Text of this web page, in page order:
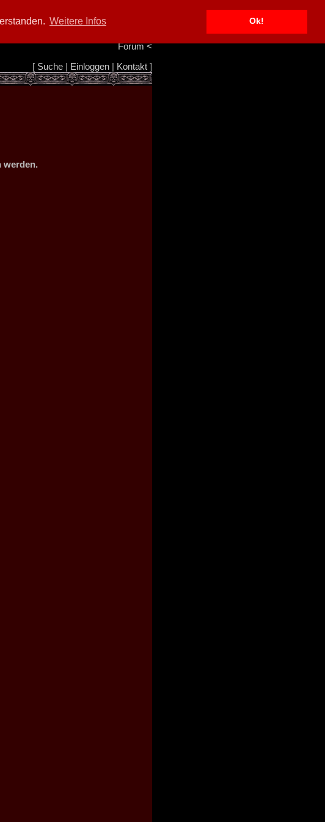
Weitere Infos Ok!
Info/Impressum
Forum<
[ Suche| Einloggen| Kontakt]
werden.